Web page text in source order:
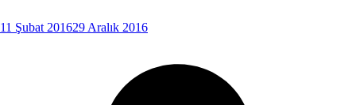
11 Şubat 201629 Aralık 2016